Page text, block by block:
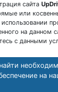
сайта
или
на данном
с данными
на